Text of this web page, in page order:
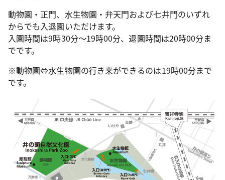
動物園・正門、水生物園・弁天門および七井門のいずれ
からでも入退園いただけます。
入園時間は9時30分～19時00分、退園時間は20時00分ま
でです。
※動物園⇔水生物園の行き来ができるのは19時00分まで
です。